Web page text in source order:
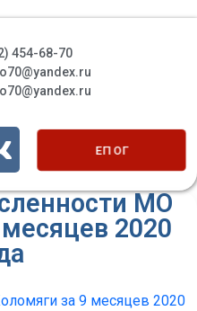
454-68-70
ЕП ОГ
МО
2020
за 9 месяцев 2020